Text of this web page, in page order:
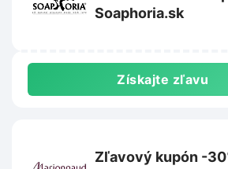
Soaphoria.sk
Získajte zľavu
Zľavový kupón -